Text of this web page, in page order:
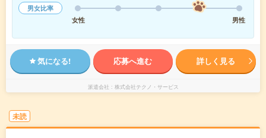
男女比率
女性
男性
気になる! 応募へ進む 詳しく見る
派遣会社 株式会社テクノ・サービス
未読